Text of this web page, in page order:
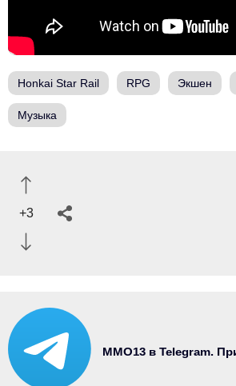
Honkai Star Rail RPG Экшен
Музыка
+3
MMO13 в Telegram.